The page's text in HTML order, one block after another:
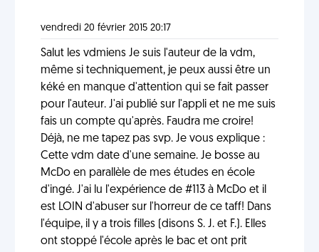
vendredi 20 février 2015 20:17
Salut les vdmiens Je suis l'auteur de la vdm,
même si techniquement, je peux aussi être un
kéké en manque d'attention qui se fait passer
pour l'auteur. J'ai publié sur l'appli et ne me suis
fais un compte qu'après. Faudra me croire!
Déjà, ne me tapez pas svp. Je vous explique :
Cette vdm date d'une semaine. Je bosse au
McDo en parallèle de mes études en école
d'ingé. J'ai lu l'expérience de #113 à McDo et il
est LOIN d'abuser sur l'horreur de ce taff! Dans
l'équipe, il y a trois filles (disons S. J. et F.). Elles
ont stoppé l'école après le bac et ont prit